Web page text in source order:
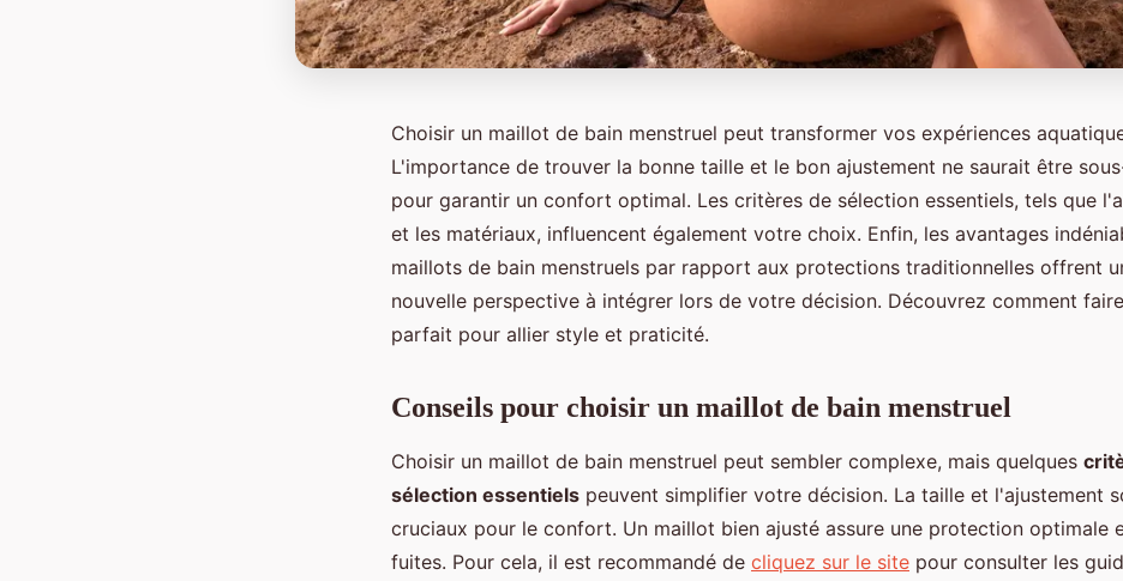
Choisir un maillot de bain menstruel peut transformer vos expériences
L'importance de trouver la bonne taille et le bon ajustement ne saurait être
pour garantir un confort optimal. Les critères de sélection essentiels, tels que
et les matériaux, influencent également votre choix. Enfin, les avantages
maillots de bain menstruels par rapport aux protections traditionnelles offrent
nouvelle perspective à intégrer lors de votre décision. Découvrez comment
parfait pour allier style et praticité.
Conseils pour choisir un maillot de bain menstruel
Choisir un maillot de bain menstruel peut sembler complexe, mais quelques
sélection essentiels peuvent simplifier votre décision. La taille et l'ajustement
cruciaux pour le confort. Un maillot bien ajusté assure une protection optimale
fuites. Pour cela, il est recommandé de cliquez sur le site pour consulter les